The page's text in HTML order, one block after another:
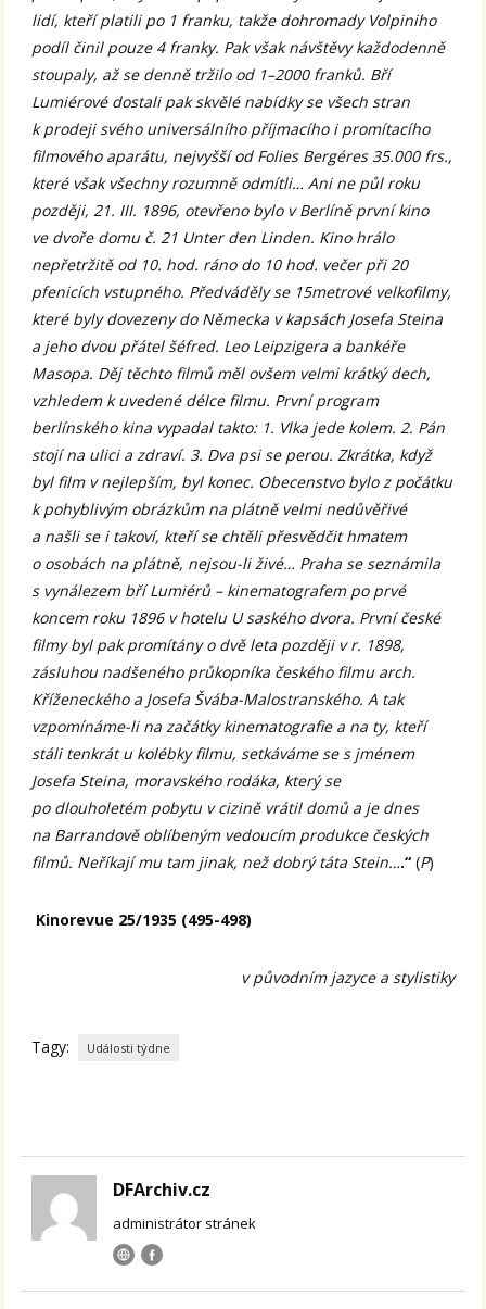
lidí, kteří platili po 1 franku, takže dohromady Volpiniho
podíl činil pouze 4 franky. Pak však návštěvy každodenně
stoupaly, až se denně tržilo od 1–2000 franků. Bří
Lumiérové dostali pak skvělé nabídky se všech stran
k prodeji svého universálního příjmacího i promítacího
filmového aparátu, nejvyšší od Folies Bergéres 35.000 frs.,
které však všechny rozumně odmítli… Ani ne půl roku
později, 21. III. 1896, otevřeno bylo v Berlíně první kino
ve dvoře domu č. 21 Unter den Linden. Kino hrálo
nepřetržitě od 10. hod. ráno do 10 hod. večer při 20
pfenicích vstupného. Předváděly se 15metrové velkofilmy,
které byly dovezeny do Německa v kapsách Josefa Steina
a jeho dvou přátel šéfred. Leo Leipzigera a bankéře
Masopa. Děj těchto filmů měl ovšem velmi krátký dech,
vzhledem k uvedené délce filmu. První program
berlínského kina vypadal takto: 1. Vlka jede kolem. 2. Pán
stojí na ulici a zdraví. 3. Dva psi se perou. Zkrátka, když
byl film v nejlepším, byl konec. Obecenstvo bylo z počátku
k pohyblivým obrázkům na plátně velmi nedůvěřivé
a našli se i takoví, kteří se chtěli přesvědčit hmatem
o osobách na plátně, nejsou-li živé… Praha se seznámila
s vynálezem bří Lumiérů – kinematografem po prvé
koncem roku 1896 v hotelu U saského dvora. První české
filmy byl pak promítány o dvě leta později v r. 1898,
zásluhou nadšeného průkopníka českého filmu arch.
Kříženeckého a Josefa Švába-Malostranského. A tak
vzpomínáme-li na začátky kinematografie a na ty, kteří
stáli tenkrát u kolébky filmu, setkáváme se s jménem
Josefa Steina, moravského rodáka, který se
po dlouholetém pobytu v cizině vrátil domů a je dnes
na Barrandově oblíbeným vedoucím produkce českých
filmů. Neříkají mu tam jinak, než dobrý táta Stein….“(P)
Kinorevue 25/1935 (495-498)
v původním jazyce a stylistiky
Tagy: Události týdne
DFArchiv.cz
administrátor stránek